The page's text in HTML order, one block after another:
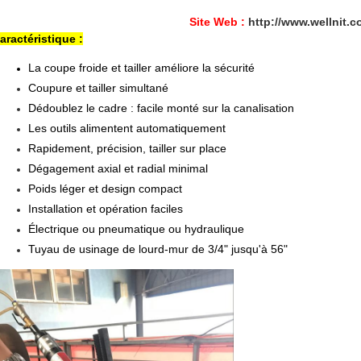
Site Web : http://
:
La coupe froide et tailler améliore la sécurité
Coupure et tailler simultané
Dédoublez le cadre : facile monté sur la canalisation
Les outils alimentent automatiquement
Rapidement, précision, tailler sur place
Dégagement axial et radial minimal
Poids léger et design compact
Installation et opération faciles
Électrique ou pneumatique ou hydraulique
Tuyau de usinage de lourd-mur de 3/4" jusqu'à 56"